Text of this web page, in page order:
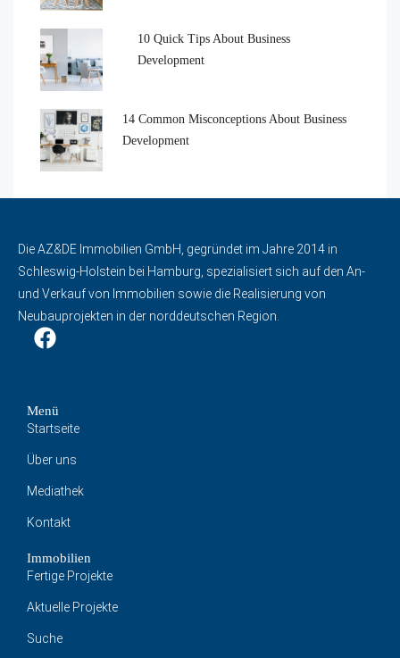
10 Quick Tips About Business
Development
14 Common Misconceptions About Business
Development
Die AZ&DE Immobilien GmbH, gegründet im Jahre 2014 in
Schleswig-Holstein bei Hamburg, spezialisiert sich auf den An-
und Verkauf von Immobilien sowie die Realisierung von
Neubauprojekten in der norddeutschen Region.
Menü
Startseite
Über uns
Mediathek
Kontakt
Immobilien
Fertige Projekte
Aktuelle Projekte
Suche